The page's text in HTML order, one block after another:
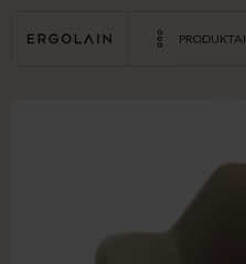
PRODUKTAI